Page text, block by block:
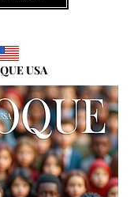
USA